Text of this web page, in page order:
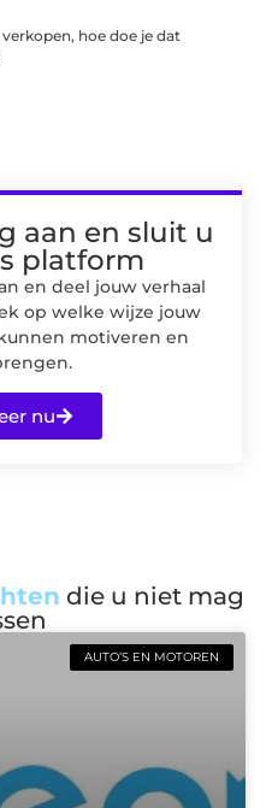
hoe doe je dat
aan en sluit u
platform
en deel jouw verhaal
op welke wijze jouw
motiveren en
nu
die u niet mag
AUTO’S EN MOTOREN